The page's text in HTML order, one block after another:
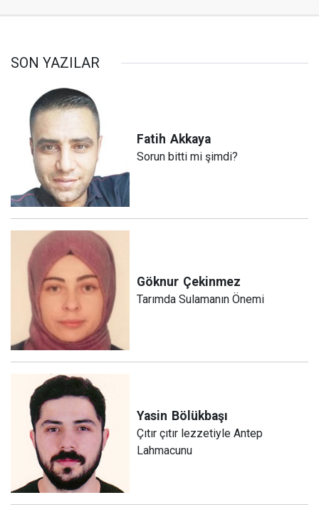
SON YAZILAR
Fatih Akkaya
Sorun bitti mi şimdi?
Göknur Çekinmez
Tarımda Sulamanın Önemi
Yasin Bölükbaşı
Çıtır çıtır lezzetiyle Antep
Lahmacunu